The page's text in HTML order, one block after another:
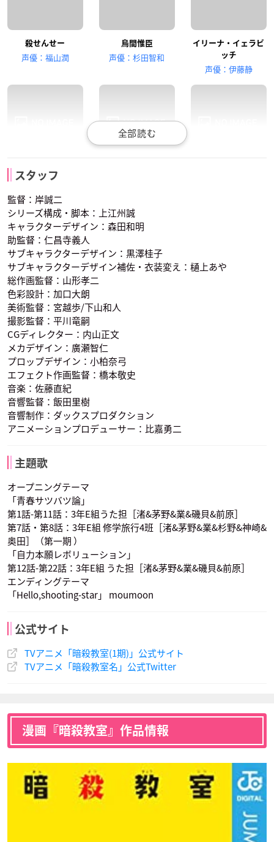
田中美海 矢作紗友里 松浦チエ
片岡メグ
洲崎綾
金元寿子
倉橋陽菜乃
山谷祥生
杉野友人
水島大宙
竹林孝太郎
木村昴
寺坂竜馬
沼倉愛美 斎藤楓子
河原木志穂
速水凛香
日野未歩
原寿美鈴
浅沼晋太郎
前原陽斗
高橋伸也
三村航輝
はらさわ晃綺
村松拓哉
殺せんせー
声優：福山潤
烏間惟臣
声優：杉田智和
イリーナ・イェラビ
ッチ
声優：伊藤静
赤羽業
岡野ひなた
声優：田中美海 声優：矢作紗友里
茅野カエデ
声優：洲崎綾
神崎有希子
声優：佐藤聡美
倉橋陽菜乃
声優：金元寿子
潮田渚 菅谷創介
杉野友人
声優：山谷祥生
竹林孝太郎
声優：水島大宙
寺坂竜馬
声優：木村昴
中村莉桜
声優：沼倉愛美
狭間綺羅々
声優：斎藤楓子
スタッフ
監督：岸誠二
シリーズ構成・脚本：上江州誠
キャラクターデザイン：森田和明
助監督：仁昌寺義人
サブキャラクターデザイン：黒澤桂子
サブキャラクターデザイン補佐・衣装変え：樋上あや
総作画監督：山形孝二
色彩設計：加口大朗
美術監督：宮越歩/下山和人
撮影監督：平川竜嗣
CGディレクター：内山正文
メカデザイン：廣瀬智仁
プロップデザイン：小柏奈弓
エフェクト作画監督：橋本敬史
音楽：佐藤直紀
音響監督：飯田里樹
音響制作：ダックスプロダクション
アニメーションプロデューサー：比嘉勇二
主題歌
オープニングテーマ
「青春サツバツ論」
第1話-第11話：3年E組うた担［渚&茅野&業&磯貝&前原］
第7話・第8話：3年E組 修学旅行4班［渚&茅野&業&杉野&神崎&
奥田］（第一期 ）
「自力本願レボリューション」
第12話-第22話：3年E組 うた担［渚&茅野&業&磯貝&前原］
エンディングテーマ
「Hello,shooting-star」 moumoon
公式サイト
TVアニメ「暗殺教室(1期)」公式サイト
TVアニメ「暗殺教室名」公式Twitter
漫画『暗殺教室』作品情報